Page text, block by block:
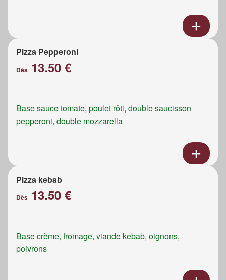
Pizza Pepperoni
Dès 13.50 €
Base sauce tomate, poulet rôti, double saucisson
pepperoni, double mozzarella
Pizza kebab
Dès 13.50 €
Base crème, fromage, viande kebab, oignons,
poivrons